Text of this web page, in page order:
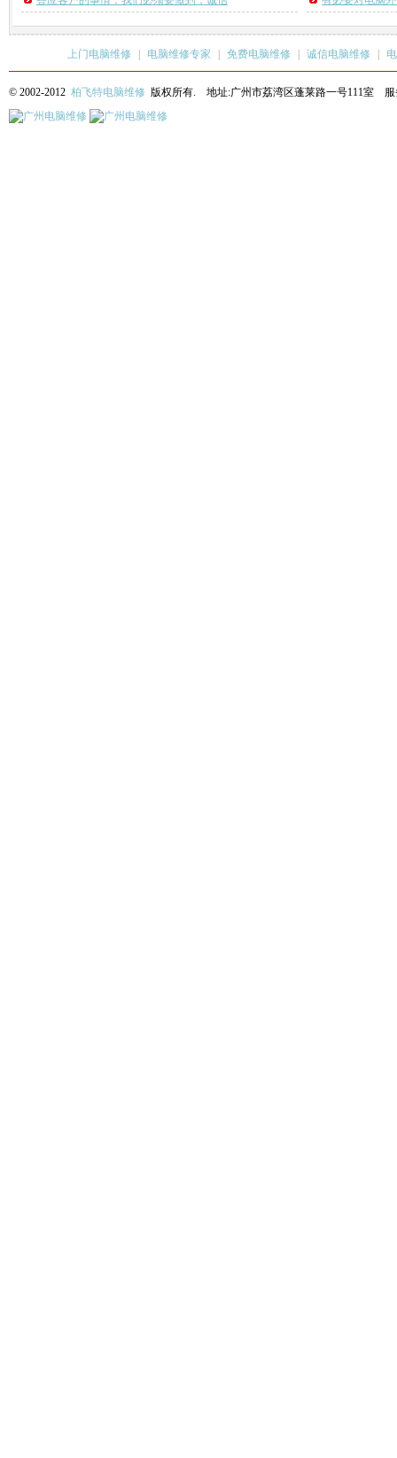
上门电脑维修 电脑维修专家 免费电脑维修 诚信电脑维修
© 2002-2012 柏飞特电脑维修 版权所有. 地址:广州市荔湾区蓬莱路一号111室 服